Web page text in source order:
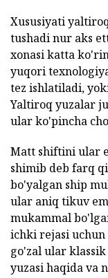
Xususiyati
tushadi nur aks
xonasi katta
yuqori
tez ishlatiladi,
Yaltiroq yuzalar
ular ko'pincha
Matt shiftini ular
shimib deb farq
bo'yalgan ship
ular aniq tikuv
mukammal
ichki rejasi
go'zal ular
yuzasi haqida va